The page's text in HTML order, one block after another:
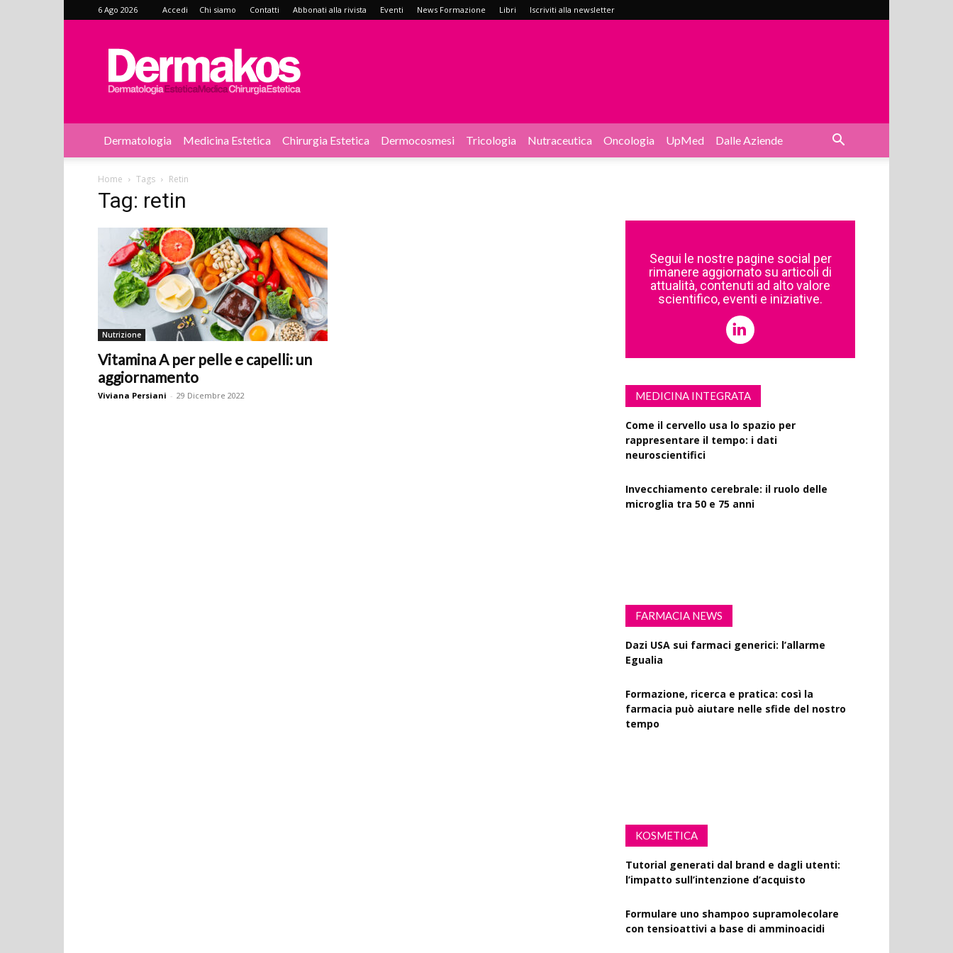
6 Ago 2026 Accedi Chi siamo Contatti Abbonati alla rivista Eventi News Formazione Libri Iscriviti alla newsletter
Dermakos
Dermatologia Medicina Estetica Chirurgia Estetica Dermocosmesi Tricologia Nutraceutica Oncologia UpMed Dalle Aziende
Home Tags Retin
Tag: retin
Nutrizione
Vitamina A per pelle e capelli: un
aggiornamento
Viviana Persiani - 29 Dicembre 2022
Segui le nostre pagine social per
rimanere aggiornato su articoli di
attualità, contenuti ad alto valore
scientifico, eventi e iniziative.
MEDICINA INTEGRATA
Come il cervello usa lo spazio per
rappresentare il tempo: i dati
neuroscientifici
Invecchiamento cerebrale: il ruolo delle
microglia tra 50 e 75 anni
FARMACIA NEWS
Dazi USA sui farmaci generici: l’allarme
Egualia
Formazione, ricerca e pratica: così la
farmacia può aiutare nelle sfide del nostro
tempo
KOSMETICA
Tutorial generati dal brand e dagli utenti:
l’impatto sull’intenzione d’acquisto
Formulare uno shampoo supramolecolare
con tensioattivi a base di amminoacidi